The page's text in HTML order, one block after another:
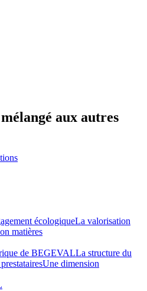
aux autres
écologiqueLa valorisation
matières
de BEGEVALLa structure du
Une dimension